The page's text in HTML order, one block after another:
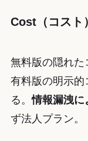
Cost（コスト）
無料版の隠れた
有料版の明示的
る。情報漏洩に
ず法人プラン。